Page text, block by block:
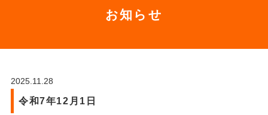
お知らせ
2025.11.28
令和7年12月1日